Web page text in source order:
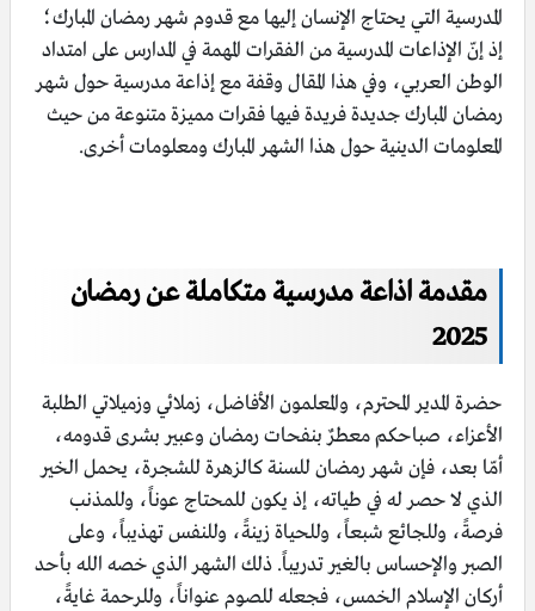
المدرسية التي يحتاج الإنسان إليها مع قدوم شهر رمضان المبارك؛
إذ إنّ الإذاعات المدرسية من الفقرات المهمة في المدارس على امتداد
الوطن العربي، وفي هذا المقال وقفة مع إذاعة مدرسية حول شهر
رمضان المبارك جديدة فريدة فيها فقرات مميزة متنوعة من حيث
المعلومات الدينية حول هذا الشهر المبارك ومعلومات أخرى.
مقدمة اذاعة مدرسية متكاملة عن رمضان
2025
حضرة المدير المحترم، والمعلمون الأفاضل، زملائي وزميلاتي الطلبة
الأعزاء، صباحكم معطرٌ بنفحات رمضان وعبير بشرى قدومه،
أمّا بعد، فإن شهر رمضان للسنة كالزهرة للشجرة، يحمل الخير
الذي لا حصر له في طياته، إذ يكون للمحتاج عوناً، وللمذنب
فرصةً، وللجائع شبعاً، وللحياة زينةً، وللنفس تهذيباً، وعلى
الصبر والإحساس بالغير تدريباً. ذلك الشهر الذي خصه الله بأحد
أركان الإسلام الخمس، فجعله للصوم عنواناً، وللرحمة غايةً،